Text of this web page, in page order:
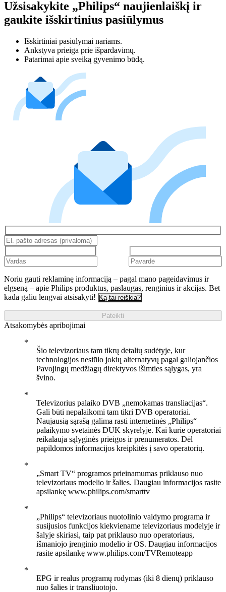
Užsisakykite „Philips“ naujienlaiškį ir
gaukite išskirtinius pasiūlymus
Išskirtiniai pasiūlymai nariams.
Ankstyva prieiga prie išpardavimų.
Patarimai apie sveiką gyvenimo būdą.
Noriu gauti reklaminę informaciją – pagal mano pageidavimus ir
elgseną – apie Philips produktus, paslaugas, renginius ir akcijas. Bet
kada galiu lengvai atsisakyti! Ką tai reiškia?
Pateikti
Atsakomybės apribojimai
Šio televizoriaus tam tikrų detalių sudėtyje, kur
technologijos nesiūlo jokių alternatyvų pagal galiojančios
Pavojingų medžiagų direktyvos išimties sąlygas, yra
švino.
Televizorius palaiko DVB „nemokamas transliacijas“.
Gali būti nepalaikomi tam tikri DVB operatoriai.
Naujausią sąrašą galima rasti internetinės „Philips“
palaikymo svetainės DUK skyrelyje. Kai kurie operatoriai
reikalauja sąlyginės prieigos ir prenumeratos. Dėl
papildomos informacijos kreipkitės į savo operatorių.
„Smart TV“ programos prieinamumas priklauso nuo
televizoriaus modelio ir šalies. Daugiau informacijos rasite
apsilankę www.philips.com/smarttv
„Philips“ televizoriaus nuotolinio valdymo programa ir
susijusios funkcijos kiekviename televizoriaus modelyje ir
šalyje skiriasi, taip pat priklauso nuo operatoriaus,
išmaniojo įrenginio modelio ir OS. Daugiau informacijos
rasite apsilankę www.philips.com/TVRemoteapp
EPG ir realus programų rodymas (iki 8 dienų) priklauso
nuo šalies ir transliuotojo.